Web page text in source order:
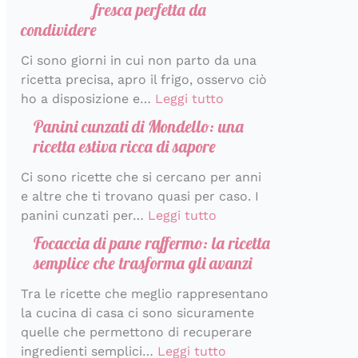
fresca perfetta da
condividere
Ci sono giorni in cui non parto da una
ricetta precisa, apro il frigo, osservo ciò
ho a disposizione e… Leggi tutto
Panini cunzati di Mondello: una
ricetta estiva ricca di sapore
Ci sono ricette che si cercano per anni
e altre che ti trovano quasi per caso. I
panini cunzati per… Leggi tutto
Focaccia di pane raffermo: la ricetta
semplice che trasforma gli avanzi
Tra le ricette che meglio rappresentano
la cucina di casa ci sono sicuramente
quelle che permettono di recuperare
ingredienti semplici… Leggi tutto